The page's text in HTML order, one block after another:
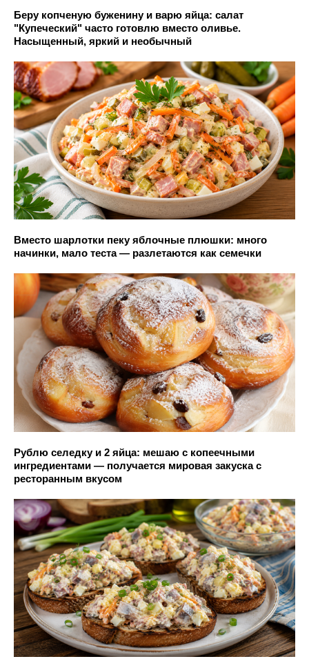
Беру копченую буженину и варю яйца: салат
"Купеческий" часто готовлю вместо оливье.
Насыщенный, яркий и необычный
Вместо шарлотки пеку яблочные плюшки: много
начинки, мало теста — разлетаются как семечки
Рублю селедку и 2 яйца: мешаю с копеечными
ингредиентами — получается мировая закуска с
ресторанным вкусом